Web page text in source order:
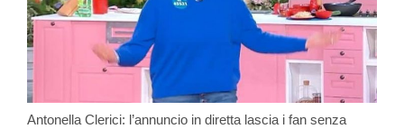
Antonella Clerici: l’annuncio in diretta lascia i fan senza